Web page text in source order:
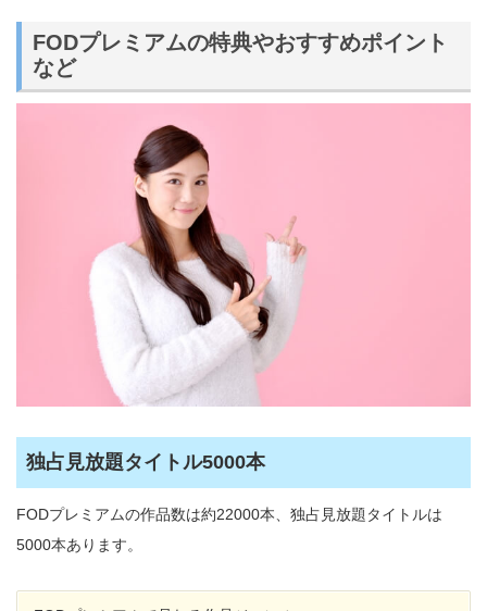
FODプレミアムの特典やおすすめポイント
など
独占見放題タイトル5000本
FODプレミアムの作品数は約22000本、独占見放題タイトルは
5000本あります。